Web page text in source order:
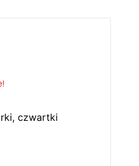
czwartki